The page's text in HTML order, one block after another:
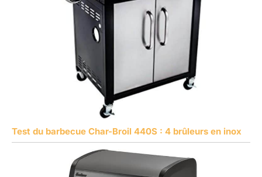
Test du barbecue Char-Broil 440S : 4 brûleurs en inox